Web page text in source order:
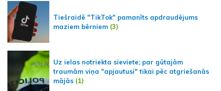
Tiešraidē "TikTok" pamanīts apdraudējums
maziem bērniem (3)
Uz ielas notriekta sieviete; par gūtajām
traumām viņa "apjautusi" tikai pēc atgriešanās
mājās (1)